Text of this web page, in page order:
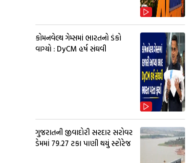
કોમનવેલ્થ ગેમ્સમાં ભારતનો ડંકો
વાગ્યો : DyCM હર્ષ સંઘવી
ગુજરાતની જીવાદોરી સરદાર સરોવર
ડેમમાં 79.27 ટકા પાણી થયું સ્ટોરેજ